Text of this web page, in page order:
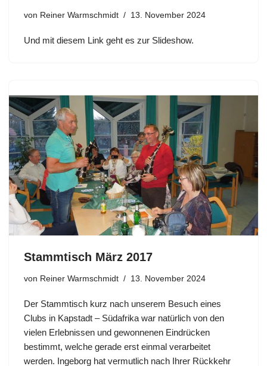
von Reiner Warmschmidt 13. November 2024
Und mit diesem Link geht es zur Slideshow.
Stammtisch März 2017
von Reiner Warmschmidt 13. November 2024
Der Stammtisch kurz nach unserem Besuch eines
Clubs in Kapstadt – Südafrika war natürlich von den
vielen Erlebnissen und gewonnenen Eindrücken
bestimmt, welche gerade erst einmal verarbeitet
werden. Ingeborg hat vermutlich nach Ihrer Rückkehr